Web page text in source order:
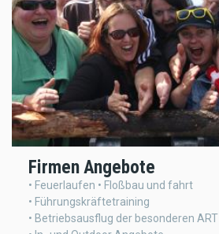
Firmen Angebote
• Feuerlaufen • Floßbau und fahrt
• Führungskräftetraining
• Betriebsausflug der besonderen ART